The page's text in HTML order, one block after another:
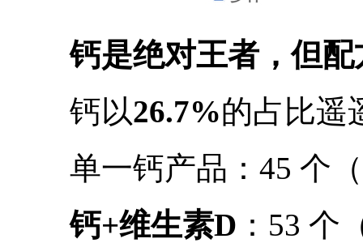
钙是绝对王者，但
钙以26.7%的占比遥
单一钙产品：45 个（
钙+维生素D ：53